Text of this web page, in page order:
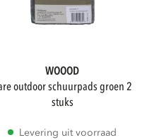
cm
WOOOD
stuks
Levering uit voorraad